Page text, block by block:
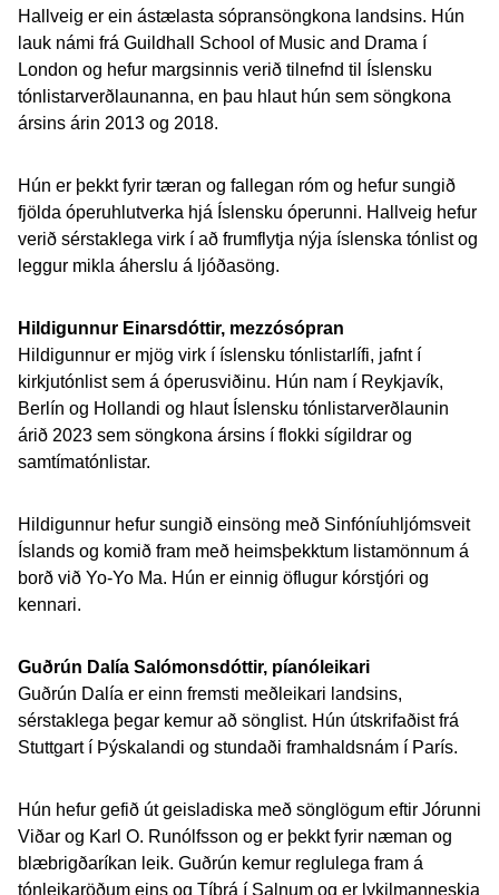
Hallveig er ein ástælasta sópransöngkona landsins. Hún
lauk námi frá Guildhall School of Music and Drama í
London og hefur margsinnis verið tilnefnd til Íslensku
tónlistarverðlaunanna, en þau hlaut hún sem söngkona
ársins árin 2013 og 2018.
Hún er þekkt fyrir tæran og fallegan róm og hefur sungið
fjölda óperuhlutverka hjá Íslensku óperunni. Hallveig hefur
verið sérstaklega virk í að frumflytja nýja íslenska tónlist og
leggur mikla áherslu á ljóðasöng.
Hildigunnur Einarsdóttir, mezzósópran
Hildigunnur er mjög virk í íslensku tónlistarlífi, jafnt í
kirkjutónlist sem á óperusviðinu. Hún nam í Reykjavík,
Berlín og Hollandi og hlaut Íslensku tónlistarverðlaunin
árið 2023 sem söngkona ársins í flokki sígildrar og
samtímatónlistar.
Hildigunnur hefur sungið einsöng með Sinfóníuhljómsveit
Íslands og komið fram með heimsþekktum listamönnum á
borð við Yo-Yo Ma. Hún er einnig öflugur kórstjóri og
kennari.
Guðrún Dalía Salómonsdóttir, píanóleikari
Guðrún Dalía er einn fremsti meðleikari landsins,
sérstaklega þegar kemur að sönglist. Hún útskrifaðist frá
Stuttgart í Þýskalandi og stundaði framhaldsnám í París.
Hún hefur gefið út geisladiska með sönglögum eftir Jórunni
Viðar og Karl O. Runólfsson og er þekkt fyrir næman og
blæbrigðaríkan leik. Guðrún kemur reglulega fram á
tónleikaröðum eins og Tíbrá í Salnum og er lykilmanneskja